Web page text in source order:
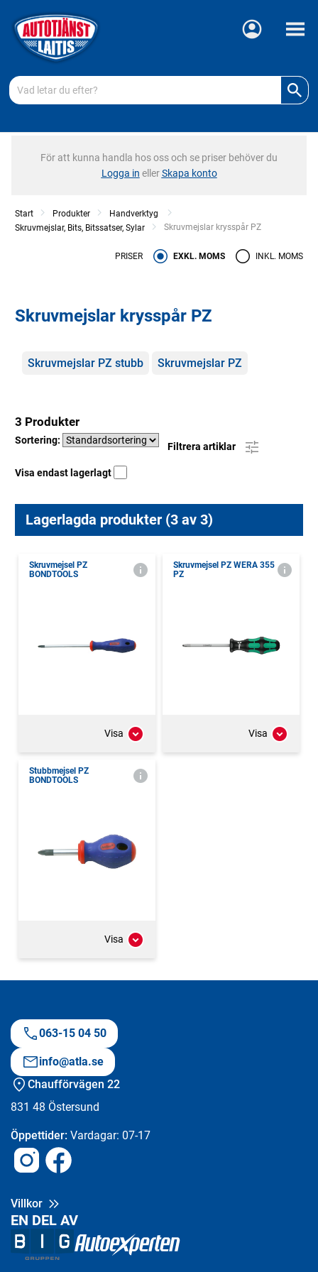
Meny
För att kunna handla hos oss och se priser behöver du
Logga in ellerSkapa konto
Start Produkter
Handverktyg
Skruvmejslar, Bits, Bitssatser, Sylar
Current:
Skruvmejslar krysspår PZ
PRISER EXKL. MOMS INKL. MOMS
Skruvmejslar krysspår PZ
Kategorier
Skruvmejslar PZ stubb Skruvmejslar PZ
3 Produkter
Sortering:
Filtrera artiklar
Visa endast lagerlagt
Lagerlagda produkter (3 av 3)
Skruvmejsel PZ
BONDTOOLS
Visa
Skruvmejsel PZ WERA 355
PZ
Visa
Stubbmejsel PZ
BONDTOOLS
Visa
063-15 04 50
info@atla.se
Chaufförvägen 22
831 48 Östersund
Öppettider: Vardagar: 07-17
Villkor
EN DEL AV